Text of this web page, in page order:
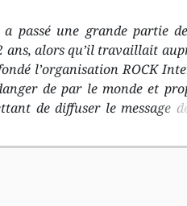
a passé une grande partie
ans, alors qu’il travaillait
l’organisation ROCK
de par le monde et
de diffuser le message
cherche à encourager la